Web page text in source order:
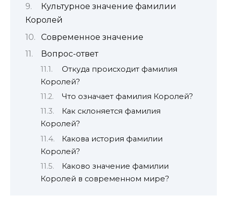
Культурное значение фамилии
Королей
Современное значение
Вопрос-ответ
Откуда происходит фамилия
Королей?
Что означает фамилия Королей?
Как склоняется фамилия
Королей?
Какова история фамилии
Королей?
Каково значение фамилии
Королей в современном мире?